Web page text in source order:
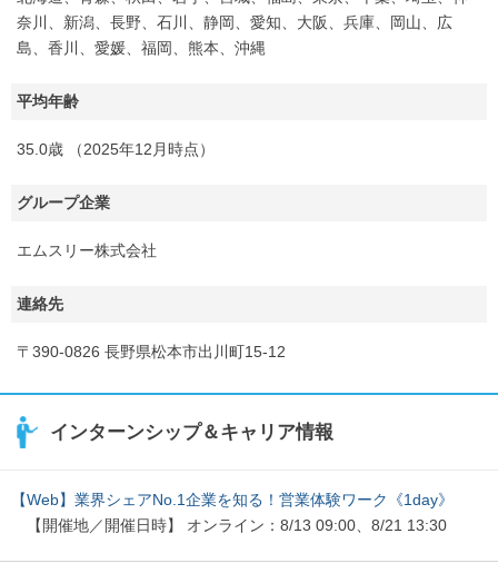
奈川、新潟、長野、石川、静岡、愛知、大阪、兵庫、岡山、広
島、香川、愛媛、福岡、熊本、沖縄
平均年齢
35.0歳 （2025年12月時点）
グループ企業
エムスリー株式会社
連絡先
〒390-0826 長野県松本市出川町15-12
インターンシップ＆キャリア情報
【Web】業界シェアNo.1企業を知る！営業体験ワーク《1day》
【開催地／開催日時】 オンライン：8/13 09:00、8/21 13:30